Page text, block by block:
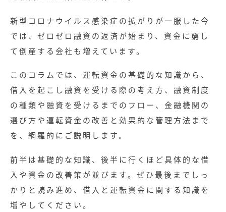
新型コロナウイルス感染症の拡がりが一服した今
では、ゼロゼロ融資の返済が始まり、資金に窮し
て倒産する会社も増えています。
このコラムでは、運転資金の基礎的な知識から、
借入を起こし融資を受ける際の考え方、融資制度
の種類や融資を受けるまでのフロー、金融機関の
選び方や運転資金の改善と効果的な管理方法まで
を、網羅的にご説明します。
前半は基礎的な知識、後半に行くほど具体的な借
入や資金の改善策が並びます。ぜひ最後までしっ
かりと読み進め、借入と運転資金に関する知識を
増やしてください。